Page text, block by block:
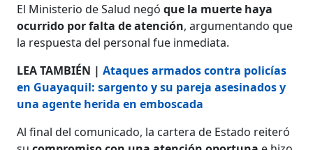
El Ministerio de Salud negóque la muerte haya
ocurrido por falta de atención, argumentando que
la respuesta del personal fue inmediata.
LEA TAMBIÉN |Ataques armados contra policías
en Guayaquil: sargento y su pareja asesinados y
una agente herida en emboscada
Al final del comunicado, la cartera de Estado reiteró